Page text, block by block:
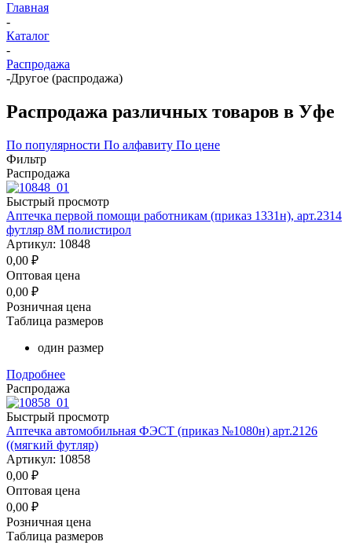
Главная
-
Каталог
-
Распродажа
-Другое (распродажа)
Распродажа различных товаров в Уфе
По популярности По алфавиту По цене
Фильтр
Распродажа
Быстрый просмотр
Аптечка первой помощи работникам (приказ 1331н), арт.2314
футляр 8М полистирол
Артикул: 10848
0,00 ₽
Оптовая цена
0,00 ₽
Розничная цена
Таблица размеров
один размер
Подробнее
Распродажа
Быстрый просмотр
Аптечка автомобильная ФЭСТ (приказ №1080н) арт.2126
((мягкий футляр)
Артикул: 10858
0,00 ₽
Оптовая цена
0,00 ₽
Розничная цена
Таблица размеров